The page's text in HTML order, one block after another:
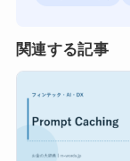
関連する記事